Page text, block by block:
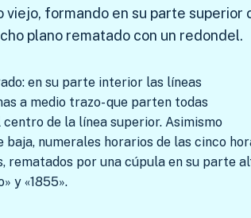
viejo, formando en su parte
plano rematado con un redondel.
en su parte interior las líneas
a medio trazo- que parten todas
de la línea superior. Asimismo
numerales horarios de las cinco
rematados por una cúpula en su parte
y «1855».